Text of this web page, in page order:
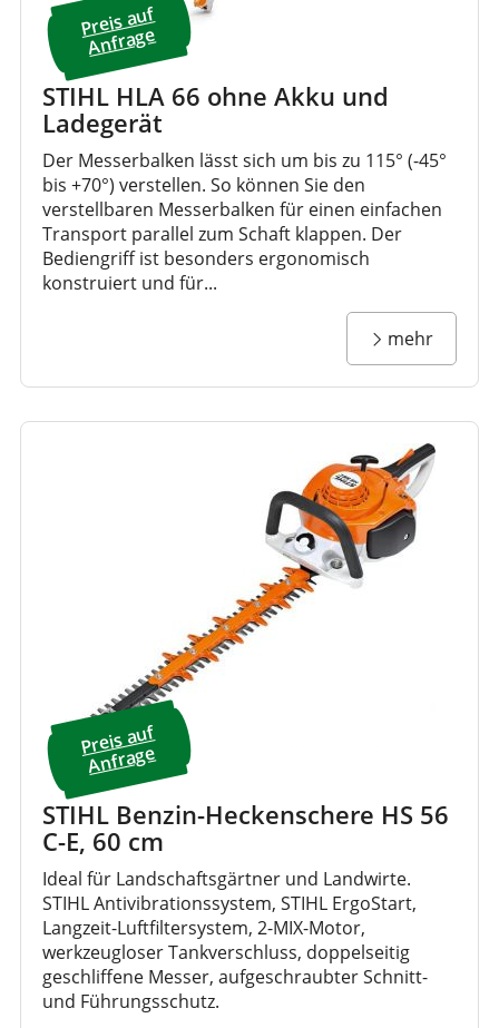
Preis a
uf
A
nfrage
STIHL HLA 66 ohne Akku und
Ladegerät
Der Messerbalken lässt sich um bis zu 115° (-45°
bis +70°) verstellen. So können Sie den
verstellbaren Messerbalken für einen einfachen
Transport parallel zum Schaft klappen. Der
Bediengriff ist besonders ergonomisch
konstruiert und für...
mehr
Preis a
uf
A
nfrage
STIHL Benzin-Heckenschere HS 56
C-E, 60 cm
Ideal für Landschaftsgärtner und Landwirte.
STIHL Antivibrationssystem, STIHL ErgoStart,
Langzeit-Luftfiltersystem, 2-MIX-Motor,
werkzeugloser Tankverschluss, doppelseitig
geschliffene Messer, aufgeschraubter Schnitt-
und Führungsschutz.